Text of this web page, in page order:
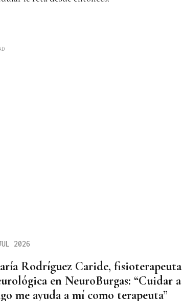
2026
Rodríguez Caride, fisioterapeuta
en NeuroBurgas: “Cuidar a
me ayuda a mí como terapeuta”